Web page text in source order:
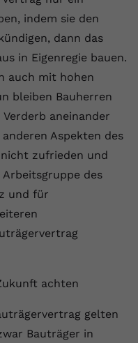
indem sie den
dann das
in Eigenregie bauen.
auch mit hohen
bleiben Bauherren
aneinander
Aspekten des
zufrieden und
des
und für
achten
gelten
Bauträger in